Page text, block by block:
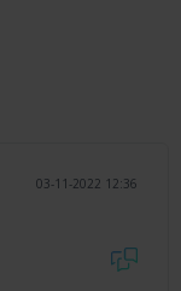
03-11-2022 12:36